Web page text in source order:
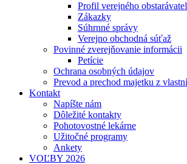
Profil verejného
Zákazky
Súhrnné správy
Verejno obchodná súťaž
Povinné zverejňovanie informácii
Petície
Ochrana osobných údajov
Prevod a prechod majetku z
Kontakt
Napíšte nám
Dôležité kontakty
Pohotovostné lekárne
Užitočné programy
Ankety
VOĽBY 2026